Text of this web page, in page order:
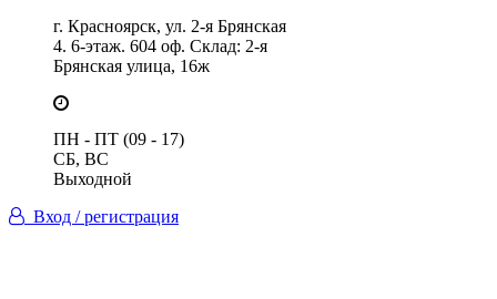
г. Красноярск, ул. 2-я Брянская
4. 6-этаж. 604 оф. Склад: 2-я
Брянская улица, 16ж
ПН - ПТ (09 - 17)
СБ, ВС
Выходной
Вход / регистрация